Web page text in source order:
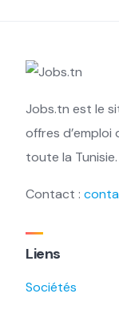
Jobs.tn est le
offres
toute la Tunisie.
Contact :
Liens
Sociétés